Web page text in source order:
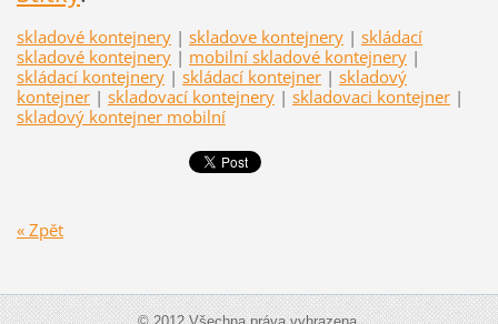
skladové kontejnery | skladove kontejnery | skládací
skladové kontejnery | mobilní skladové kontejnery |
skládací kontejnery | skládací kontejner | skladový
kontejner | skladovací kontejnery | skladovaci kontejner |
skladový kontejner mobilní
« Zpět